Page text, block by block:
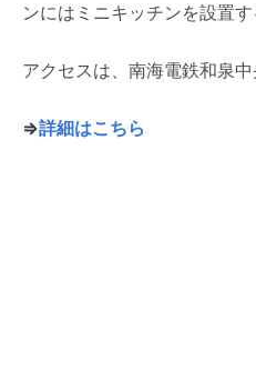
ンにはミニキッチンを設置
アクセスは、南海電鉄和泉
⇒詳細はこちら